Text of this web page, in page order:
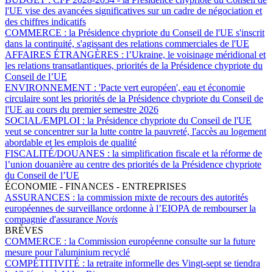
l'UE vise des avancées significatives sur un cadre de négociation et
des chiffres indicatifs
COMMERCE : la Présidence chypriote du Conseil de l'UE s'inscrit
dans la continuité, s'agissant des relations commerciales de l'UE
AFFAIRES ÉTRANGÈRES : l’Ukraine, le voisinage méridional et
les relations transatlantiques, priorités de la Présidence chypriote du
Conseil de l’UE
ENVIRONNEMENT : 'Pacte vert européen', eau et économie
circulaire sont les priorités de la Présidence chypriote du Conseil de
l'UE au cours du premier semestre 2026
SOCIAL/EMPLOI : la Présidence chypriote du Conseil de l'UE
veut se concentrer sur la lutte contre la pauvreté, l'accès au logement
abordable et les emplois de qualité
FISCALITÉ/DOUANES : la simplification fiscale et la réforme de
l’union douanière au centre des priorités de la Présidence chypriote
du Conseil de l’UE
ÉCONOMIE - FINANCES - ENTREPRISES
ASSURANCES : la commission mixte de recours des autorités
européennes de surveillance ordonne à l’EIOPA de rembourser la
compagnie d'assurance Novis
BRÈVES
COMMERCE : la Commission européenne consulte sur la future
mesure pour l'aluminium recyclé
COMPÉTITIVITÉ : la retraite informelle des Vingt-sept se tiendra